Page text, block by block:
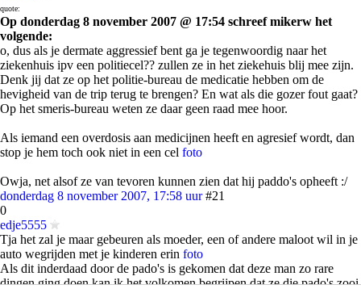
quote:
Op donderdag 8 november 2007 @ 17:54 schreef mikerw het
volgende:
o, dus als je dermate aggressief bent ga je tegenwoordig naar het
ziekenhuis ipv een politiecel?? zullen ze in het ziekehuis blij mee zijn.
Denk jij dat ze op het politie-bureau de medicatie hebben om de
hevigheid van de trip terug te brengen? En wat als die gozer fout gaat?
Op het smeris-bureau weten ze daar geen raad mee hoor.
Als iemand een overdosis aan medicijnen heeft en agresief wordt, dan
stop je hem toch ook niet in een cel foto
Owja, net alsof ze van tevoren kunnen zien dat hij paddo's opheeft :/
donderdag 8 november 2007, 17:58 uur #21
0
edje5555
Tja het zal je maar gebeuren als moeder, een of andere maloot wil in je
auto wegrijden met je kinderen erin foto
Als dit inderdaad door de pado's is gekomen dat deze man zo rare
dingen ging doen kan ik het volkomen begrijpen dat ze die pado's zooi